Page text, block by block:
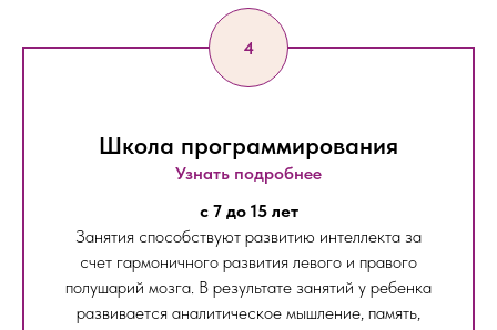
Школа программирования
Узнать подробнее
c 7 до 15 лет
Занятия способствуют развитию интеллекта за
счет гармоничного развития левого и правого
полушарий мозга. В результате занятий у ребенка
развивается аналитическое мышление, память,